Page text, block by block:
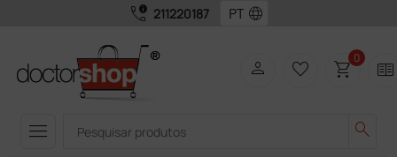
call_quality 211220187 language
menu search
person favorite_border shopping_cart0 two_pager